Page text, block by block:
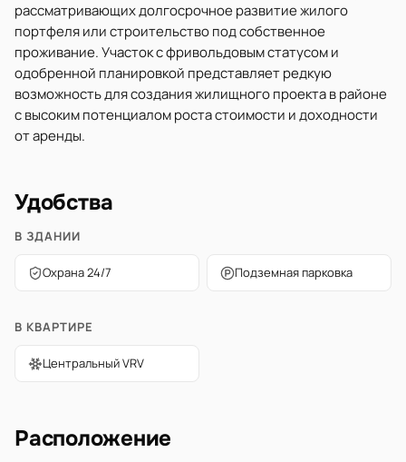
рассматривающих долгосрочное развитие жилого
портфеля или строительство под собственное
проживание. Участок с фривольдовым статусом и
одобренной планировкой представляет редкую
возможность для создания жилищного проекта в районе
с высоким потенциалом роста стоимости и доходности
от аренды.
Удобства
В ЗДАНИИ
Охрана 24/7 Подземная парковка
В КВАРТИРЕ
Центральный VRV
Расположение